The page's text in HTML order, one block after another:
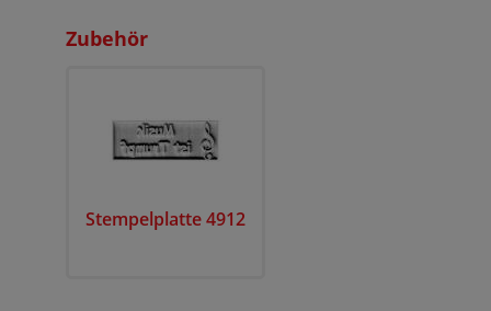
Zubehör
Stempelplatte 4912